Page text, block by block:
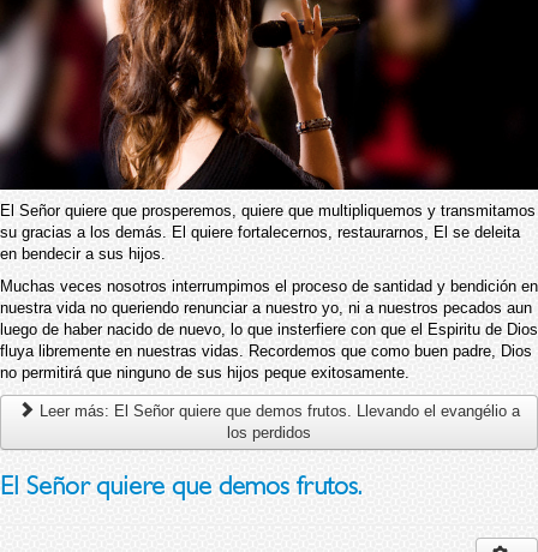
El Señor quiere que prosperemos, quiere que multipliquemos y transmitamos
su gracias a los demás. El quiere fortalecernos, restaurarnos, El se deleita
en bendecir a sus hijos.
Muchas veces nosotros interrumpimos el proceso de santidad y bendición en
nuestra vida no queriendo renunciar a nuestro yo, ni a nuestros pecados aun
luego de haber nacido de nuevo, lo que insterfiere con que el Espiritu de Dios
fluya libremente en nuestras vidas. Recordemos que como buen padre, Dios
no permitirá que ninguno de sus hijos peque exitosamente.
Leer más: El Señor quiere que demos frutos. Llevando el evangélio a
los perdidos
El Señor quiere que demos frutos.